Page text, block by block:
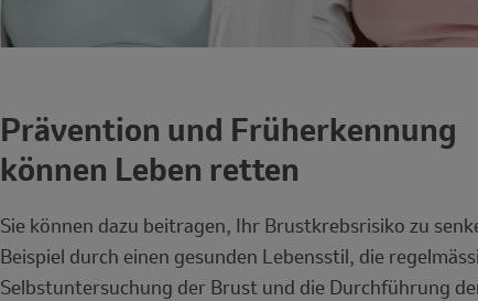
Description
Prävention und Früherkennung
können Leben retten
Sie können dazu beitragen, Ihr Brustkrebsrisiko zu
Beispiel durch einen gesunden Lebensstil, die
Selbstuntersuchung der Brust und die Durchführung